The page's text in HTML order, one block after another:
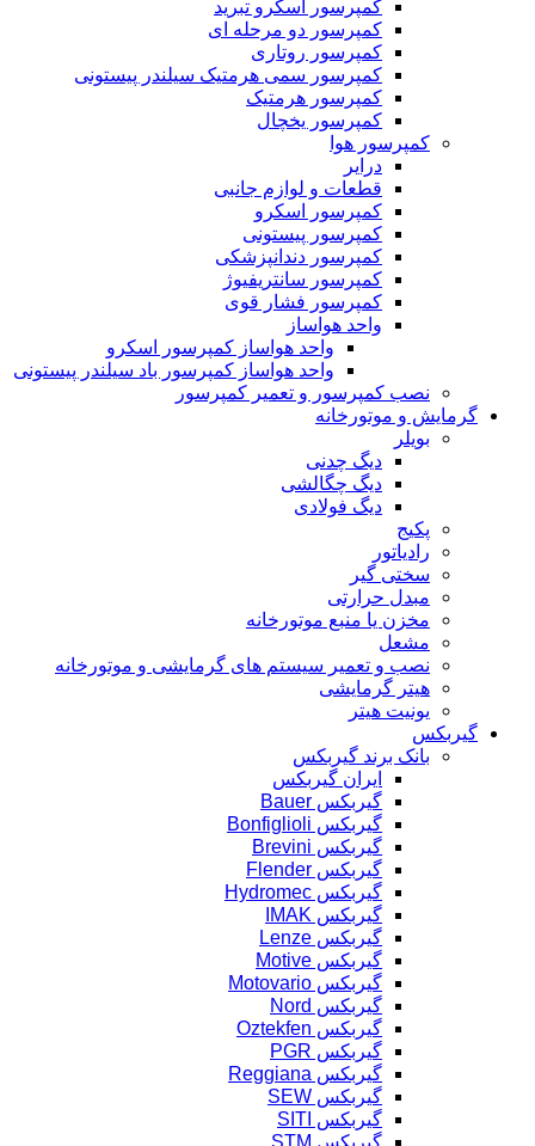
کمپرسور اسکرو تبرید
کمپرسور دو مرحله ای
کمپرسور روتاری
کمپرسور سمی هرمتیک سیلندر پیستونی
کمپرسور هرمتیک
کمپرسور یخچال
کمپرسور هوا
درایر
قطعات و لوازم جانبی
کمپرسور اسکرو
کمپرسور پیستونی
کمپرسور دندانپزشکی
کمپرسور سانتریفیوژ
کمپرسور فشار قوی
واحد هواساز
واحد هواساز کمپرسور اسکرو
واحد هواساز کمپرسور باد سیلندر پیستونی
نصب کمپرسور و تعمیر کمپرسور
گرمایش و موتورخانه
بویلر
دیگ چدنی
دیگ چگالشی
دیگ فولادی
پکیج
رادیاتور
سختی گیر
مبدل حرارتی
مخزن یا منبع موتورخانه
مشعل
نصب و تعمیر سیستم های گرمایشی و موتورخانه
هیتر گرمایشی
یونیت هیتر
گیربکس
بانک برند گیربکس
ایران گیربکس
گیربکس Bauer
گیربکس Bonfiglioli
گیربکس Brevini
گیربکس Flender
گیربکس Hydromec
گیربکس IMAK
گیربکس Lenze
گیربکس Motive
گیربکس Motovario
گیربکس Nord
گیربکس Oztekfen
گیربکس PGR
گیربکس Reggiana
گیربکس SEW
گیربکس SITI